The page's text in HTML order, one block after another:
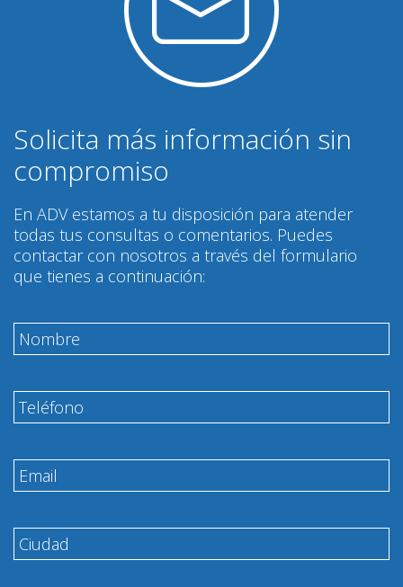
Solicita más información sin
compromiso
En ADV estamos a tu disposición para atender
todas tus consultas o comentarios. Puedes
contactar con nosotros a través del formulario
que tienes a continuación: